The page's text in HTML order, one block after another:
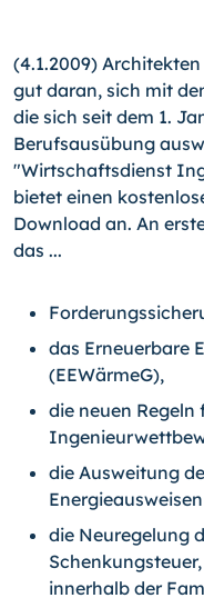
(4.1.2009)
gut daran, sich mit
die sich seit dem 1.
Berufsausübung
"Wirtschaftsdienst
bietet einen
Download an. An
das ...
das Erneuerbare
(EEWärmeG),
die neuen
die Ausweitung
die Neuregelung
innerhalb der